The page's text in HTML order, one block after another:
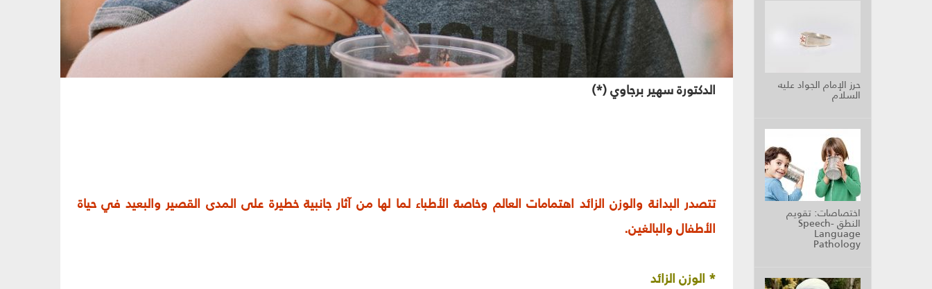
حرز الإمام الجواد عليه
السلام
اختصاصات: تقويم
النطق Speech-
Language
Pathology
الدكتورة سهير برجاوي (*)
تتصدر البدانة والوزن الزائد اهتمامات العالم وخاصة الأطباء لما لها من آثار جانبية خطيرة على المدى القصير والبعيد في حياة
الأطفال والبالغين.
* الوزن الزائد